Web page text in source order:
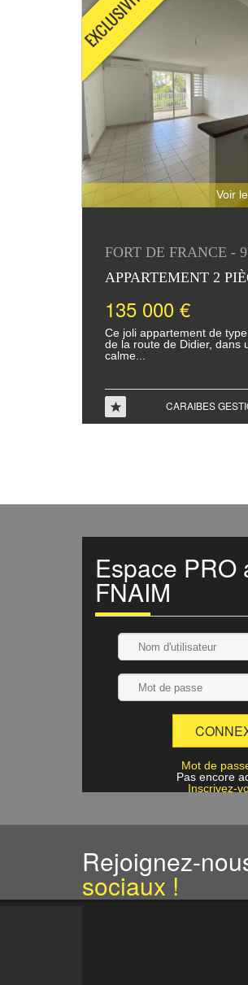
Voir
FORT DE FRANCE -
APPARTEMENT 2
135 000 €
Ce joli appartement de
de la route de Didier, dans
calme...
CARAIBES
Espace PRO
FNAIM
Mot de
Pas encore
Inscrivez-
Rejoignez-
sociaux !